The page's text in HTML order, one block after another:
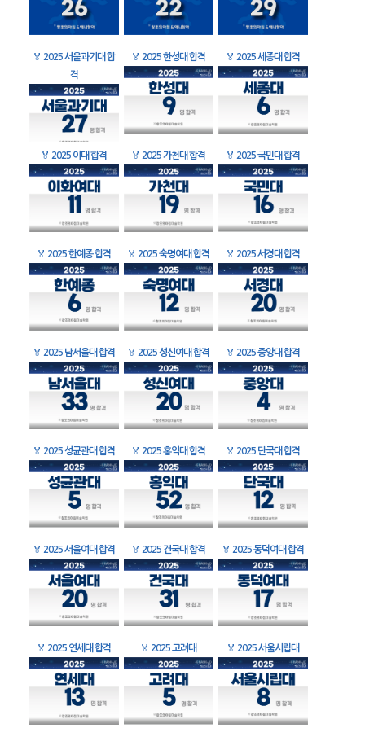
🏅 2025 서울과기대 합
격
🏅 2025 한성대 합격 🏅 2025 세종대 합격
🏅 2025 이대 합격 🏅 2025 가천대 합격 🏅 2025 국민대 합격
🏅 2025 한예종 합격 🏅 2025 숙명여대 합격 🏅 2025 서경대 합격
🏅 2025 남서울대 합격 🏅 2025 성신여대 합격 🏅 2025 중앙대 합격
🏅 2025 성균관대 합격 🏅 2025 홍익대 합격 🏅 2025 단국대 합격
🏅 2025 서울여대 합격 🏅 2025 건국대 합격 🏅 2025 동덕여대 합격
🏅 2025 연세대 합격 🏅 2025 고려대 🏅 2025 서울시립대